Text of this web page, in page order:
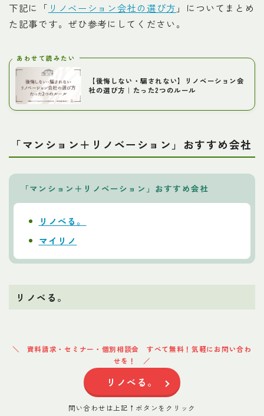
下記に「 リノベーション会社の選び方 」についてまとめ
た記事です。ぜひ参考にしてください。
あわせて読みたい
【後悔しない・騙されない】リノベーション会
社の選び方｜たった2つのルール
「マンション＋リノベーション」おすすめ会社
「マンション＋リノベーション」おすすめ会社
リノべる。
マイリノ
リノベる。
資料請求・セミナー・個別相談会 すべて無料！気軽にお問い合わ
せを！
リノべる。
問い合わせは上記↑ボタンをクリック